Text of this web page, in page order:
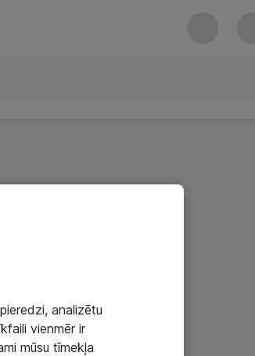
analizētu
vienmēr ir
mūsu tīmekļa